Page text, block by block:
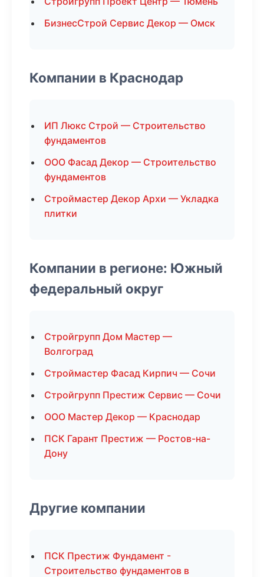
БизнесСтрой Сервис Декор — Омск
Компании в Краснодар
ИП Люкс Строй — Строительство
фундаментов
ООО Фасад Декор — Строительство
фундаментов
Строймастер Декор Архи — Укладка
плитки
Компании в регионе: Южный
федеральный округ
Стройгрупп Дом Мастер —
Волгоград
Строймастер Фасад Кирпич — Сочи
Стройгрупп Престиж Сервис — Сочи
ООО Мастер Декор — Краснодар
ПСК Гарант Престиж — Ростов-на-
Дону
Другие компании
ПСК Престиж Фундамент -
Строительство фундаментов в